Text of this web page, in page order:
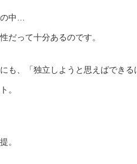
中…
だって十分あるのです。
も、「独立しようと思えばできる
。
。